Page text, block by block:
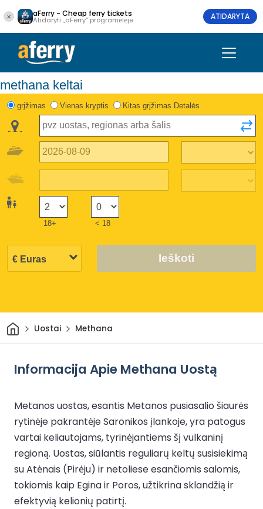
aFerry - Cheap ferry tickets
Atidaryti „aFerry“ programėlėje ATIDARYTA
methana keltai
grįžimas Vienas kryptis Kitas grįžimas Detalės
18+ < 18
Ieškoti
Pradžia
Uostai Methana
Informacija Apie Methana Uostą
Metanos uostas, esantis Metanos pusiasalio šiaurės
rytinėje pakrantėje Saronikos įlankoje, yra patogus
vartai keliautojams, tyrinėjantiems šį vulkaninį
regioną. Uostas, siūlantis reguliarų keltų susisiekimą
su Atėnais (Pirėju) ir netoliese esančiomis salomis,
tokiomis kaip Egina ir Poros, užtikrina sklandžią ir
efektyvią kelionių patirtį.